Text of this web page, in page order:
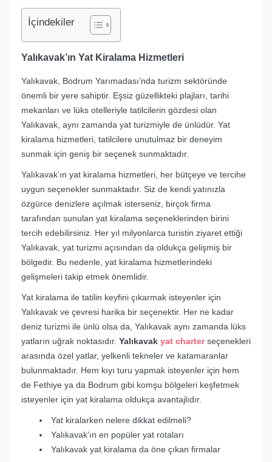
İçindekiler
Yalıkavak’ın Yat Kiralama Hizmetleri
Yalıkavak, Bodrum Yarımadası’nda turizm sektöründe
önemli bir yere sahiptir. Eşsiz güzellikteki plajları, tarihi
mekanları ve lüks otelleriyle tatilcilerin gözdesi olan
Yalıkavak, aynı zamanda yat turizmiyle de ünlüdür. Yat
kiralama hizmetleri, tatilcilere unutulmaz bir deneyim
sunmak için geniş bir seçenek sunmaktadır.
Yalıkavak’ın yat kiralama hizmetleri, her bütçeye ve tercihe
uygun seçenekler sunmaktadır. Siz de kendi yatınızla
özgürce denizlere açılmak isterseniz, birçok firma
tarafından sunulan yat kiralama seçeneklerinden birini
tercih edebilirsiniz. Her yıl milyonlarca turistin ziyaret ettiği
Yalıkavak, yat turizmi açısından da oldukça gelişmiş bir
bölgedir. Bu nedenle, yat kiralama hizmetlerindeki
gelişmeleri takip etmek önemlidir.
Yat kiralama ile tatilin keyfini çıkarmak isteyenler için
Yalıkavak ve çevresi harika bir seçenektir. Her ne kadar
deniz turizmi ile ünlü olsa da, Yalıkavak aynı zamanda lüks
yatların uğrak noktasıdır. Yalıkavak yat charterseçenekleri
arasında özel yatlar, yelkenli tekneler ve katamaranlar
bulunmaktadır. Hem kıyı turu yapmak isteyenler için hem
de Fethiye ya da Bodrum gibi komşu bölgeleri keşfetmek
isteyenler için yat kiralama oldukça avantajlıdır.
Yat kiralarken nelere dikkat edilmeli?
Yalıkavak’ın en popüler yat rotaları
Yalıkavak yat kiralama da öne çıkan firmalar